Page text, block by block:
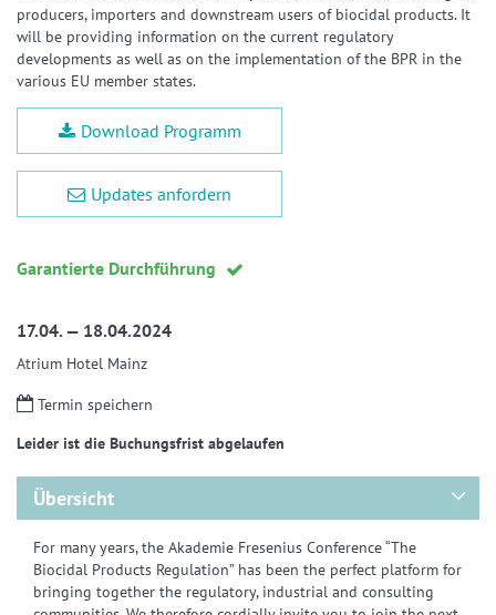
producers, importers and downstream users of biocidal products. It
will be providing information on the current regulatory
developments as well as on the implementation of the BPR in the
various EU member states.
Download Programm
Updates anfordern
Garantierte Durchführung
17.04. — 18.04.2024
Atrium Hotel Mainz
Termin speichern
Leider ist die Buchungsfrist abgelaufen
Übersicht
For many years, the Akademie Fresenius Conference “The
Biocidal Products Regulation” has been the perfect platform for
bringing together the regulatory, industrial and consulting